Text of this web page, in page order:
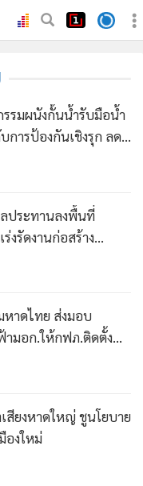
รรมผนังกั้นน้ำรับมือน้ำ
การป้องกันเชิงรุก ลด
ย่างยั่งยืน
ประทานลงพื้นที่
งรัดงานก่อสร้าง
ญ จ.นครศรีธรรมราช
าดไทย ส่งมอบ
มอก.ให้กฟภ.ติดตั้งฟรี
ท่วม
สียงหาดใหญ่ ชูนโยบาย
องใหม่